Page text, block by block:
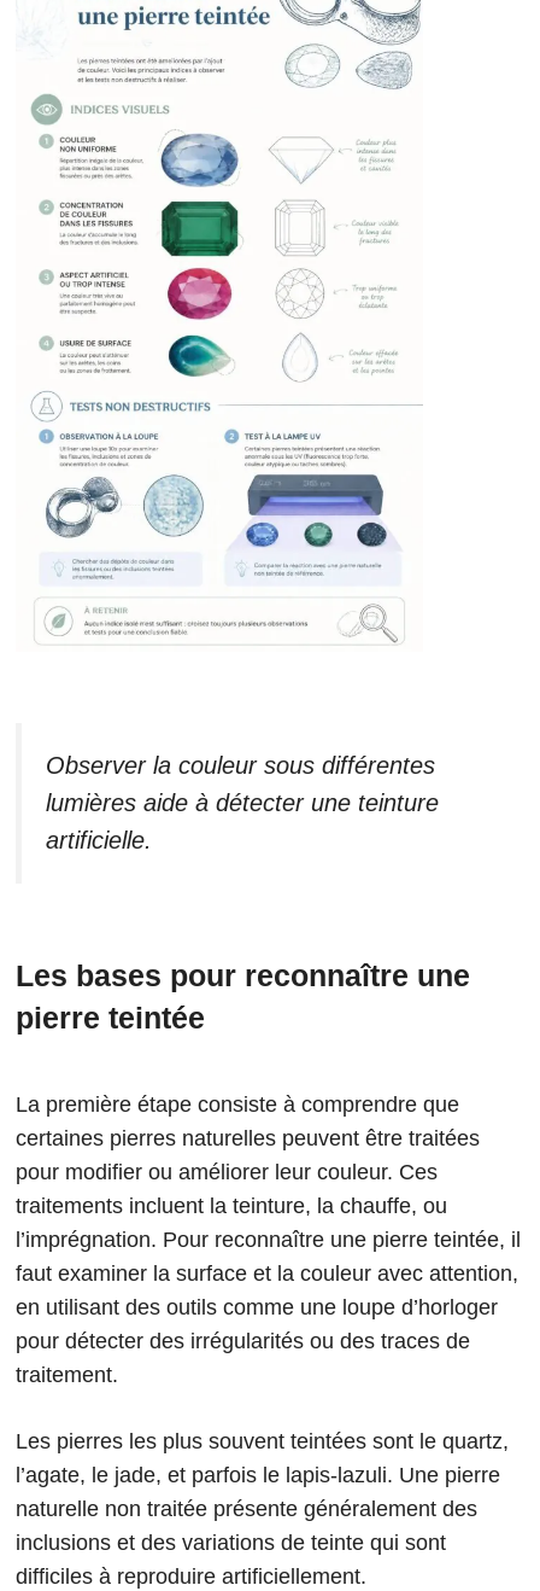
Observer la couleur sous différentes
lumières aide à détecter une teinture
artificielle.
Les bases pour reconnaître une
pierre teintée
La première étape consiste à comprendre que
certaines pierres naturelles peuvent être traitées
pour modifier ou améliorer leur couleur. Ces
traitements incluent la teinture, la chauffe, ou
l’imprégnation. Pour reconnaître une pierre teintée, il
faut examiner la surface et la couleur avec attention,
en utilisant des outils comme une loupe d’horloger
pour détecter des irrégularités ou des traces de
traitement.
Les pierres les plus souvent teintées sont le quartz,
l’agate, le jade, et parfois le lapis-lazuli. Une pierre
naturelle non traitée présente généralement des
inclusions et des variations de teinte qui sont
difficiles à reproduire artificiellement.